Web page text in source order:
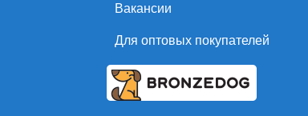
Вакансии
Для оптовых покупателей